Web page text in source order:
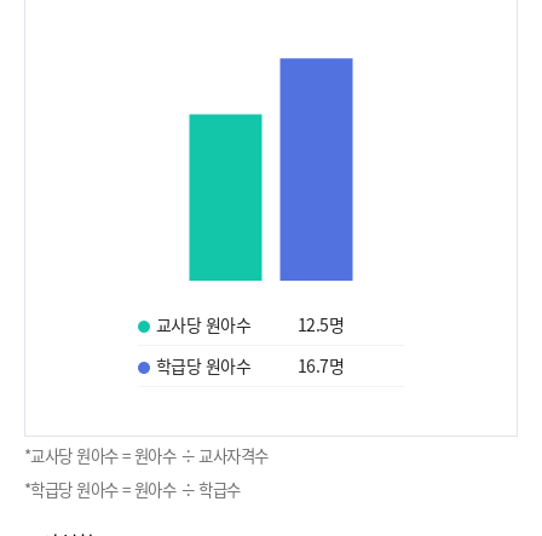
교사당 원아수 12.5명
학급당 원아수
16.7명
*교사당 원아수 = 원아수 ÷ 교사자격수
*학급당 원아수 = 원아수 ÷ 학급수